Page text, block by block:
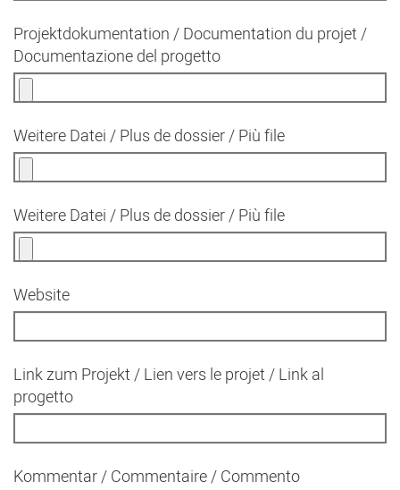
Projektdokumentation / Documentation du projet /
Documentazione del progetto
Weitere Datei / Plus de dossier / Più file
Weitere Datei / Plus de dossier / Più file
Website
Link zum Projekt / Lien vers le projet / Link al
progetto
Kommentar / Commentaire / Commento